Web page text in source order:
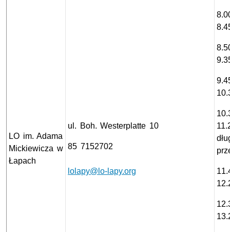
LO im. Adama
Mickiewicza w
Łapach
ul. Boh. Westerplatte 10
85 7152702
lolapy@lo-lapy.org